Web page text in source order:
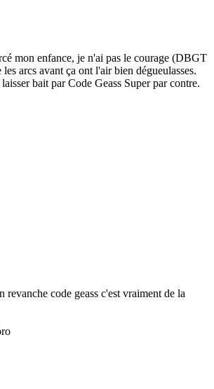
mon enfance, je n'ai pas le courage (DBGT
arcs avant ça ont l'air bien dégueulasses.
bait par Code Geass Super par contre.
revanche code geass c'est vraiment de la